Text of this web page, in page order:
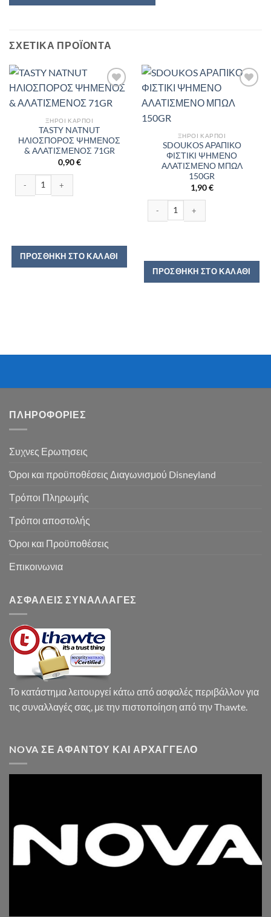
ΣΧΕΤΙΚΆ ΠΡΟΪΌΝΤΑ
ΞΗΡΟΊ ΚΑΡΠΟΊ
TASTY NATNUT
ΗΛΙΟΣΠΟΡΟΣ ΨΗΜΕΝΟΣ
& ΑΛΑΤΙΣΜΕΝΟΣ 71GR
0,90€
TASTY NATNUT ΗΛΙΟΣΠΟΡΟΣ ΨΗΜΕΝΟΣ & ΑΛΑΤΙΣΜΕΝΟΣ 71GR ποσότητα
ΠΡΟΣΘΉΚΗ ΣΤΟ ΚΑΛΆΘΙ
ΞΗΡΟΊ ΚΑΡΠΟΊ
SDOUKOS ΑΡΑΠΙΚΟ
ΦΙΣΤΙΚΙ ΨΗΜΕΝΟ
ΑΛΑΤΙΣΜΕΝΟ ΜΠΩΛ
150GR
1,90€
SDOUKOS ΑΡΑΠΙΚΟ ΦΙΣΤΙΚΙ
ΠΡΟΣΘΉΚΗ ΣΤΟ ΚΑΛΆΘΙ
ΠΛΗΡΟΦΟΡΙΕΣ
Συχνες Ερωτησεις
Όροι και προϋποθέσεις Διαγωνισμού Disneyland
Τρόποι Πληρωμής
Τρόποι αποστολής
Όροι και Προϋποθέσεις
Επικοινωνια
ΑΣΦΑΛΕΙΣ ΣΥΝΑΛΛΑΓΕΣ
Το κατάστημα λειτουργεί κάτω από ασφαλές περιβάλλον για
τις συναλλαγές σας, με την πιστοποίηση από την Thawte.
NOVA ΣΕ ΑΦΆΝΤΟΥ ΚΑΙ ΑΡΧΆΓΓΕΛΟ